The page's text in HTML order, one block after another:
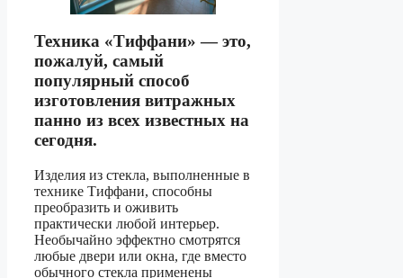
Техника «Тиффани» — это,
пожалуй, самый
популярный способ
изготовления витражных
панно из всех известных на
сегодня.
Изделия из стекла, выполненные в
технике Тиффани, способны
преобразить и оживить
практически любой интерьер.
Необычайно эффектно смотрятся
любые двери или окна, где вместо
обычного стекла применены